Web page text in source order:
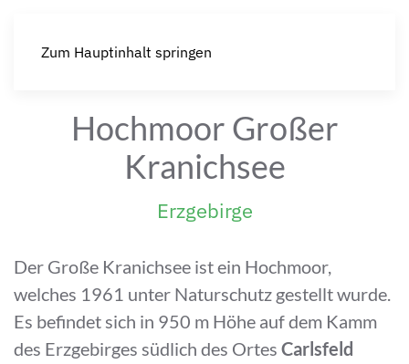
Zum Hauptinhalt springen
Hochmoor Großer
Kranichsee
Erzgebirge
Der Große Kranichsee ist ein Hochmoor,
welches 1961 unter Naturschutz gestellt wurde.
Es befindet sich in 950 m Höhe auf dem Kamm
des Erzgebirges südlich des Ortes Carlsfeld